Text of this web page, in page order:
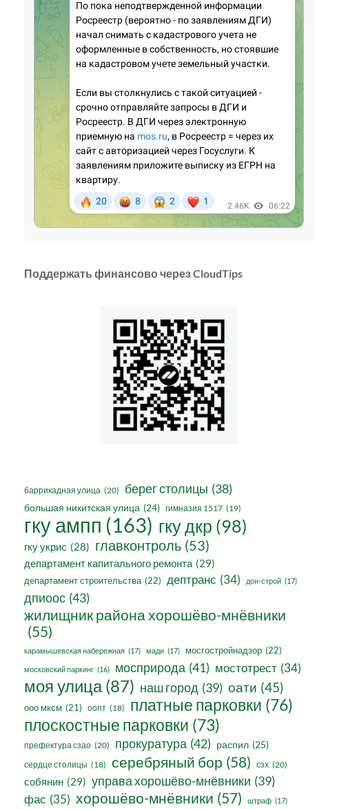
Поддержать финансово через CloudTips
баррикадная улица (20) берег столицы (38)
большая никитская улица (24) гимназия 1517 (19)
гку ампп (163) гку дкр (98)
гку укрис (28) главконтроль (53)
департамент капитального ремонта (29)
департамент строительства (22) дептранс (34) дон-строй (17)
дпиоос (43)
жилищник района хорошёво-мнёвники
(55)
карамышевская набережная (17) мади (17) мосгостройнадзор (22)
московский паркинг (16) мосприрода (41) мостотрест (34)
моя улица (87) наш город (39) оати (45)
ооо мксм (21) оопт (18) платные парковки (76)
плоскостные парковки (73)
префектура сзао (20) прокуратура (42) распил (25)
сердце столицы (18) серебряный бор (58) сзх (20)
собянин (29) управа хорошёво-мнёвники (39)
фас (35) хорошёво-мнёвники (57) штраф (17)